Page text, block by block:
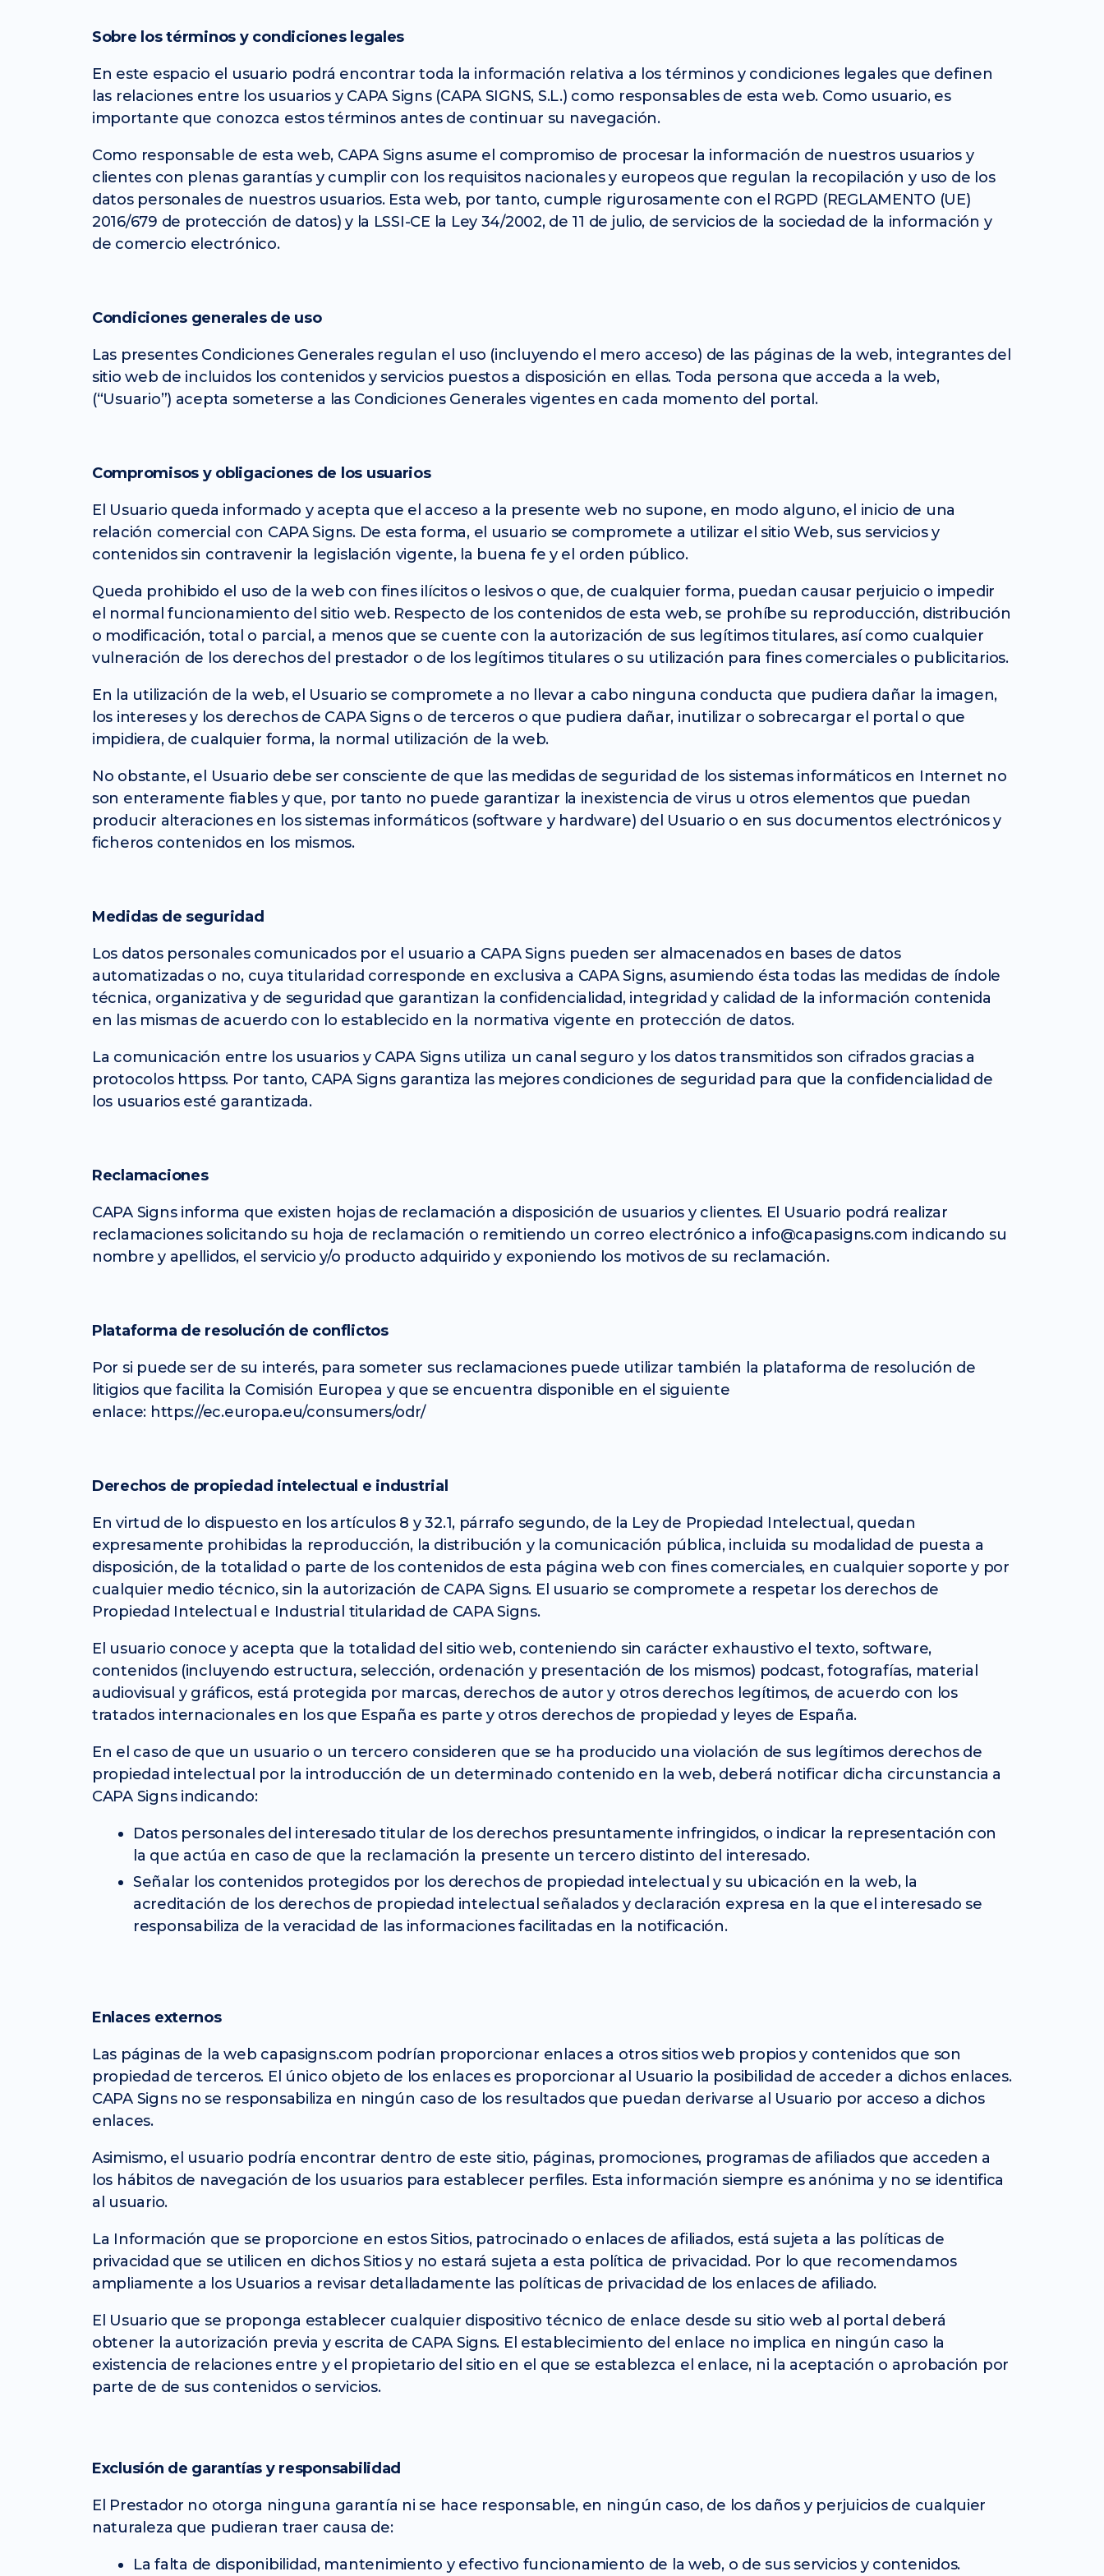
Sobre los términos y condiciones legales
En este espacio el usuario podrá encontrar toda la información relativa a los términos y condiciones legales que definen
las relaciones entre los usuarios y CAPA Signs (CAPA SIGNS, S.L.) como responsables de esta web. Como usuario, es
importante que conozca estos términos antes de continuar su navegación.
Como responsable de esta web, CAPA Signs asume el compromiso de procesar la información de nuestros usuarios y
clientes con plenas garantías y cumplir con los requisitos nacionales y europeos que regulan la recopilación y uso de los
datos personales de nuestros usuarios. Esta web, por tanto, cumple rigurosamente con el RGPD (REGLAMENTO (UE)
2016/679 de protección de datos) y la LSSI-CE la Ley 34/2002, de 11 de julio, de servicios de la sociedad de la información y
de comercio electrónico.
Condiciones generales de uso
Las presentes Condiciones Generales regulan el uso (incluyendo el mero acceso) de las páginas de la web, integrantes del
sitio web de incluidos los contenidos y servicios puestos a disposición en ellas. Toda persona que acceda a la web,
(“Usuario”) acepta someterse a las Condiciones Generales vigentes en cada momento del portal.
Compromisos y obligaciones de los usuarios
El Usuario queda informado y acepta que el acceso a la presente web no supone, en modo alguno, el inicio de una
relación comercial con CAPA Signs. De esta forma, el usuario se compromete a utilizar el sitio Web, sus servicios y
contenidos sin contravenir la legislación vigente, la buena fe y el orden público.
Queda prohibido el uso de la web con fines ilícitos o lesivos o que, de cualquier forma, puedan causar perjuicio o impedir
el normal funcionamiento del sitio web. Respecto de los contenidos de esta web, se prohíbe su reproducción, distribución
o modificación, total o parcial, a menos que se cuente con la autorización de sus legítimos titulares, así como cualquier
vulneración de los derechos del prestador o de los legítimos titulares o su utilización para fines comerciales o publicitarios.
En la utilización de la web, el Usuario se compromete a no llevar a cabo ninguna conducta que pudiera dañar la imagen,
los intereses y los derechos de CAPA Signs o de terceros o que pudiera dañar, inutilizar o sobrecargar el portal o que
impidiera, de cualquier forma, la normal utilización de la web.
No obstante, el Usuario debe ser consciente de que las medidas de seguridad de los sistemas informáticos en Internet no
son enteramente fiables y que, por tanto no puede garantizar la inexistencia de virus u otros elementos que puedan
producir alteraciones en los sistemas informáticos (software y hardware) del Usuario o en sus documentos electrónicos y
ficheros contenidos en los mismos.
Medidas de seguridad
Los datos personales comunicados por el usuario a CAPA Signs pueden ser almacenados en bases de datos
automatizadas o no, cuya titularidad corresponde en exclusiva a CAPA Signs, asumiendo ésta todas las medidas de índole
técnica, organizativa y de seguridad que garantizan la confidencialidad, integridad y calidad de la información contenida
en las mismas de acuerdo con lo establecido en la normativa vigente en protección de datos.
La comunicación entre los usuarios y CAPA Signs utiliza un canal seguro y los datos transmitidos son cifrados gracias a
protocolos httpss. Por tanto, CAPA Signs garantiza las mejores condiciones de seguridad para que la confidencialidad de
los usuarios esté garantizada.
Reclamaciones
CAPA Signs informa que existen hojas de reclamación a disposición de usuarios y clientes. El Usuario podrá realizar
reclamaciones solicitando su hoja de reclamación o remitiendo un correo electrónico a info@capasigns.com indicando su
nombre y apellidos, el servicio y/o producto adquirido y exponiendo los motivos de su reclamación.
Plataforma de resolución de conflictos
Por si puede ser de su interés, para someter sus reclamaciones puede utilizar también la plataforma de resolución de
litigios que facilita la Comisión Europea y que se encuentra disponible en el siguiente
enlace: https://ec.europa.eu/consumers/odr/
Derechos de propiedad intelectual e industrial
En virtud de lo dispuesto en los artículos 8 y 32.1, párrafo segundo, de la Ley de Propiedad Intelectual, quedan
expresamente prohibidas la reproducción, la distribución y la comunicación pública, incluida su modalidad de puesta a
disposición, de la totalidad o parte de los contenidos de esta página web con fines comerciales, en cualquier soporte y por
cualquier medio técnico, sin la autorización de CAPA Signs. El usuario se compromete a respetar los derechos de
Propiedad Intelectual e Industrial titularidad de CAPA Signs.
El usuario conoce y acepta que la totalidad del sitio web, conteniendo sin carácter exhaustivo el texto, software,
contenidos (incluyendo estructura, selección, ordenación y presentación de los mismos) podcast, fotografías, material
audiovisual y gráficos, está protegida por marcas, derechos de autor y otros derechos legítimos, de acuerdo con los
tratados internacionales en los que España es parte y otros derechos de propiedad y leyes de España.
En el caso de que un usuario o un tercero consideren que se ha producido una violación de sus legítimos derechos de
propiedad intelectual por la introducción de un determinado contenido en la web, deberá notificar dicha circunstancia a
CAPA Signs indicando:
Datos personales del interesado titular de los derechos presuntamente infringidos, o indicar la representación con
la que actúa en caso de que la reclamación la presente un tercero distinto del interesado.
Señalar los contenidos protegidos por los derechos de propiedad intelectual y su ubicación en la web, la
acreditación de los derechos de propiedad intelectual señalados y declaración expresa en la que el interesado se
responsabiliza de la veracidad de las informaciones facilitadas en la notificación.
Enlaces externos
Las páginas de la web capasigns.com podrían proporcionar enlaces a otros sitios web propios y contenidos que son
propiedad de terceros. El único objeto de los enlaces es proporcionar al Usuario la posibilidad de acceder a dichos enlaces.
CAPA Signs no se responsabiliza en ningún caso de los resultados que puedan derivarse al Usuario por acceso a dichos
enlaces.
Asimismo, el usuario podría encontrar dentro de este sitio, páginas, promociones, programas de afiliados que acceden a
los hábitos de navegación de los usuarios para establecer perfiles. Esta información siempre es anónima y no se identifica
al usuario.
La Información que se proporcione en estos Sitios, patrocinado o enlaces de afiliados, está sujeta a las políticas de
privacidad que se utilicen en dichos Sitios y no estará sujeta a esta política de privacidad. Por lo que recomendamos
ampliamente a los Usuarios a revisar detalladamente las políticas de privacidad de los enlaces de afiliado.
El Usuario que se proponga establecer cualquier dispositivo técnico de enlace desde su sitio web al portal deberá
obtener la autorización previa y escrita de CAPA Signs. El establecimiento del enlace no implica en ningún caso la
existencia de relaciones entre y el propietario del sitio en el que se establezca el enlace, ni la aceptación o aprobación por
parte de de sus contenidos o servicios.
Exclusión de garantías y responsabilidad
El Prestador no otorga ninguna garantía ni se hace responsable, en ningún caso, de los daños y perjuicios de cualquier
naturaleza que pudieran traer causa de:
La falta de disponibilidad, mantenimiento y efectivo funcionamiento de la web, o de sus servicios y contenidos.